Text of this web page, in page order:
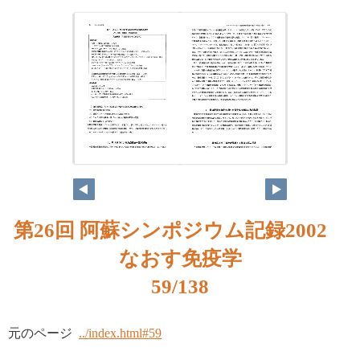
第26回 阿蘇シンポジウム記録2002
なおす免疫学
59/138
元のページ ../index.html#59